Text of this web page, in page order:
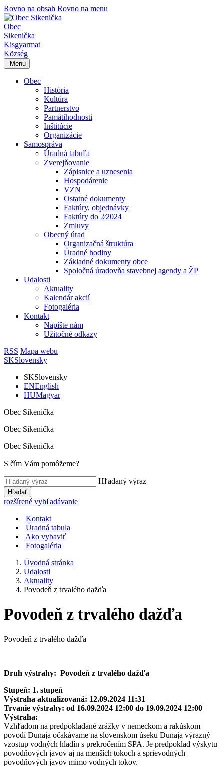
Rovno na obsah Rovno na menu
Obec
Sikenička
Kisgyarmat
Község
Menu
Obec
História
Kultúra
Partnerstvo
Pamätihodnosti
Inštitúcie
Organizácie
Samospráva
Úradná tabuľa
Zverejňovanie
Zápisnice a uznesenia
Hospodárenie
VZN
Ostatné dokumenty
Faktúry, objednávky
Faktúry do 2⁄2024
Zmluvy
Obecný úrad
Organizačná štruktúra
Úradné hodiny
Základné dokumenty obce
Spoločná úradovňa stavebnej agendy a ŽP
Udalosti
Aktuality
Kalendár akcií
Fotogaléria
Kontakt
Napíšte nám
Užitočné odkazy
RSS Mapa webu
SKSlovensky
SKSlovensky
ENEnglish
HUMagyar
Obec Sikenička
Obec Sikenička
Obec Sikenička
S čím Vám pomôžeme?
Hľadaný výraz
Hľadať
rozšírené vyhľadávanie
Kontakt
Úradná tabula
Ako vybaviť
Fotogaléria
Úvodná stránka
Udalosti
Aktuality
Povodeň z trvalého dažďa
Povodeň z trvalého dažďa
Povodeň z trvalého dažďa
Druh výstrahy: Povodeň z trvalého dažďa
Stupeň: 1. stupeň
Výstraha aktualizovaná: 12.09.2024 11:31
Trvanie výstrahy: od 16.09.2024 12:00 do 19.09.2024 12:00
Výstraha:
Vzhľadom na predpokladané zrážky v nemeckom a rakúskom
povodí Dunaja očakávame na slovenskom úseku Dunaja výrazný
vzostup vodných hladín s prekročením SPA. Je predpoklad výskytu
povodňových javov aj na menších tokoch a sprievodných
povodňových javov mimo vodných tokov.